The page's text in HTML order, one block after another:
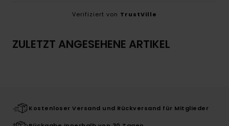
Verifiziert von TrustVille
ZULETZT ANGESEHENE ARTIKEL
Kostenloser Versand und Rückversand für Mitglieder